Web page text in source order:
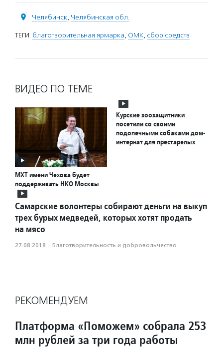
Челябинск, Челябинская обл.
ТЕГИ: благотворительная ярмарка, ОМК, сбор средств
ВИДЕО ПО ТЕМЕ
МХТ имени Чехова будет
поддерживать НКО Москвы
Курские зоозащитники
посетили со своими
подопечными собаками дом-
интернат для престарелых
Самарские волонтеры собирают деньги на выкуп
трех бурых медведей, которых хотят продать
на мясо
27.08.2018 · Благотвори­тель­ность и доброволь­чест­во
РЕКОМЕНДУЕМ
Платформа «Поможем» собрала 253
млн рублей за три года работы